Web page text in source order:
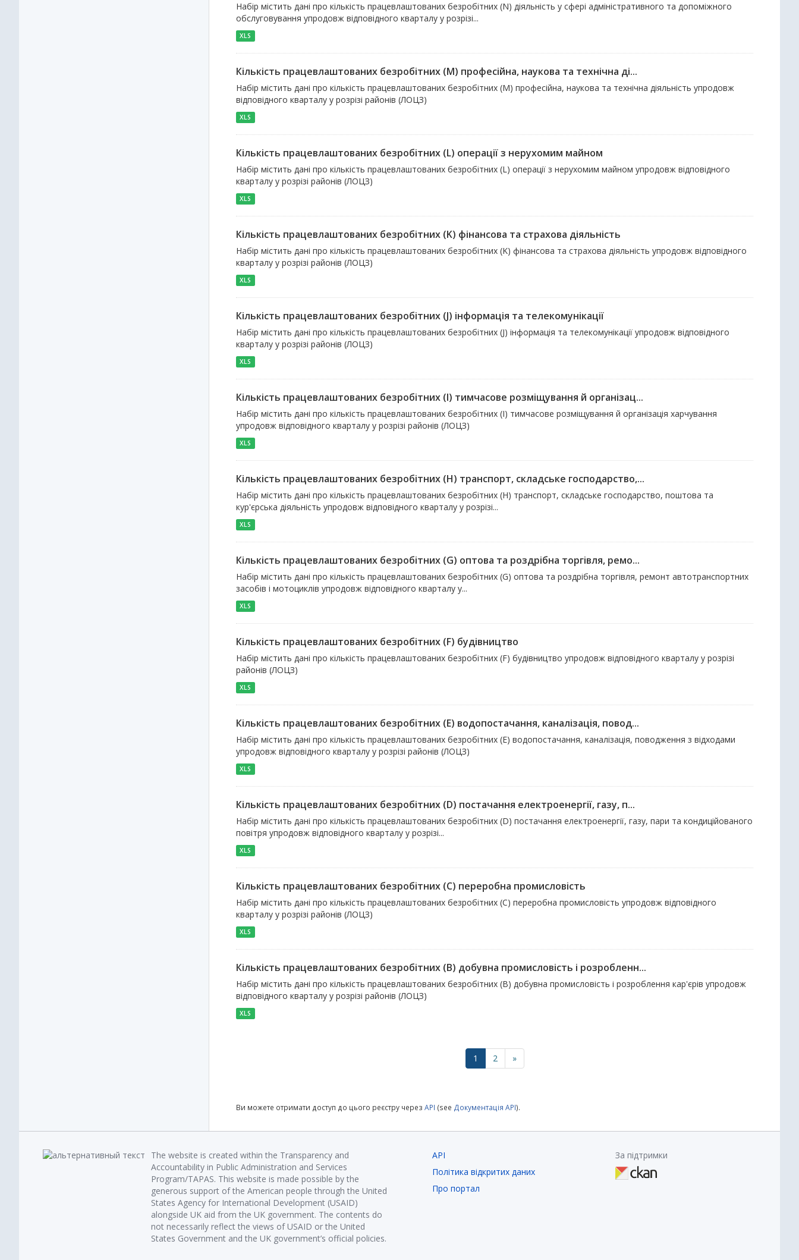
Набір містить дані про кількість працевлаштованих безробітних (N) діяльність у сфері адміністративного та допоміжного
обслуговування упродовж відповідного кварталу у розрізі...
XLS
Кількість працевлаштованих безробітних (M) професійна, наукова та технічна ді...
Набір містить дані про кількість працевлаштованих безробітних (M) професійна, наукова та технічна діяльність упродовж
відповідного кварталу у розрізі районів (ЛОЦЗ)
XLS
Кількість працевлаштованих безробітних (L) операції з нерухомим майном
Набір містить дані про кількість працевлаштованих безробітних (L) операції з нерухомим майном упродовж відповідного
кварталу у розрізі районів (ЛОЦЗ)
XLS
Кількість працевлаштованих безробітних (K) фінансова та страхова діяльність
Набір містить дані про кількість працевлаштованих безробітних (K) фінансова та страхова діяльність упродовж відповідного
кварталу у розрізі районів (ЛОЦЗ)
XLS
Кількість працевлаштованих безробітних (J) інформація та телекомунікації
Набір містить дані про кількість працевлаштованих безробітних (J) інформація та телекомунікації упродовж відповідного
кварталу у розрізі районів (ЛОЦЗ)
XLS
Кількість працевлаштованих безробітних (I) тимчасове розміщування й організац...
Набір містить дані про кількість працевлаштованих безробітних (I) тимчасове розміщування й організація харчування
упродовж відповідного кварталу у розрізі районів (ЛОЦЗ)
XLS
Кількість працевлаштованих безробітних (H) транспорт, складське господарство,...
Набір містить дані про кількість працевлаштованих безробітних (H) транспорт, складське господарство, поштова та
кур'єрська діяльність упродовж відповідного кварталу у розрізі...
XLS
Кількість працевлаштованих безробітних (G) оптова та роздрібна торгівля, ремо...
Набір містить дані про кількість працевлаштованих безробітних (G) оптова та роздрібна торгівля, ремонт автотранспортних
засобів і мотоциклів упродовж відповідного кварталу у...
XLS
Кількість працевлаштованих безробітних (F) будівництво
Набір містить дані про кількість працевлаштованих безробітних (F) будівництво упродовж відповідного кварталу у розрізі
районів (ЛОЦЗ)
XLS
Кількість працевлаштованих безробітних (E) водопостачання, каналізація, повод...
Набір містить дані про кількість працевлаштованих безробітних (E) водопостачання, каналізація, поводження з відходами
упродовж відповідного кварталу у розрізі районів (ЛОЦЗ)
XLS
Кількість працевлаштованих безробітних (D) постачання електроенергії, газу, п...
Набір містить дані про кількість працевлаштованих безробітних (D) постачання електроенергії, газу, пари та кондиційованого
повітря упродовж відповідного кварталу у розрізі...
XLS
Кількість працевлаштованих безробітних (С) переробна промисловість
Набір містить дані про кількість працевлаштованих безробітних (С) переробна промисловість упродовж відповідного
кварталу у розрізі районів (ЛОЦЗ)
XLS
Кількість працевлаштованих безробітних (В) добувна промисловість і розробленн...
Набір містить дані про кількість працевлаштованих безробітних (В) добувна промисловість і розроблення кар'єрів упродовж
відповідного кварталу у розрізі районів (ЛОЦЗ)
XLS
1 2 »
Ви можете отримати доступ до цього реєстру через API (see Документація API).
The website is created within the Transparency and
Accountability in Public Administration and Services
Program/TAPAS. This website is made possible by the
generous support of the American people through the United
States Agency for International Development (USAID)
alongside UK aid from the UK government. The contents do
not necessarily reflect the views of USAID or the United
States Government and the UK government’s official policies.
API
Політика відкритих даних
Про портал
За підтримки